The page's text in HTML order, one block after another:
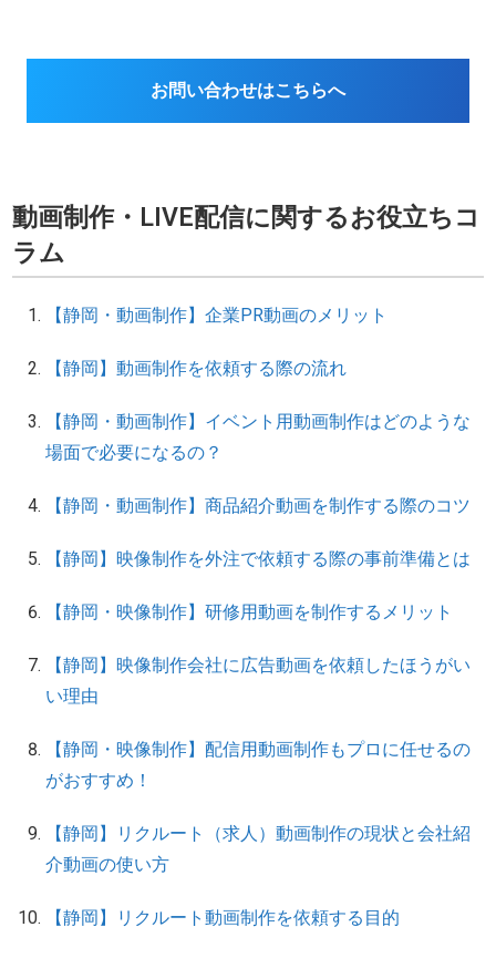
お問い合わせはこちらへ
動画制作・LIVE配信に関するお役立ちコ
ラム
【静岡・動画制作】企業PR動画のメリット
【静岡】動画制作を依頼する際の流れ
【静岡・動画制作】イベント用動画制作はどのような
場面で必要になるの？
【静岡・動画制作】商品紹介動画を制作する際のコツ
【静岡】映像制作を外注で依頼する際の事前準備とは
【静岡・映像制作】研修用動画を制作するメリット
【静岡】映像制作会社に広告動画を依頼したほうがい
い理由
【静岡・映像制作】配信用動画制作もプロに任せるの
がおすすめ！
【静岡】リクルート（求人）動画制作の現状と会社紹
介動画の使い方
【静岡】リクルート動画制作を依頼する目的